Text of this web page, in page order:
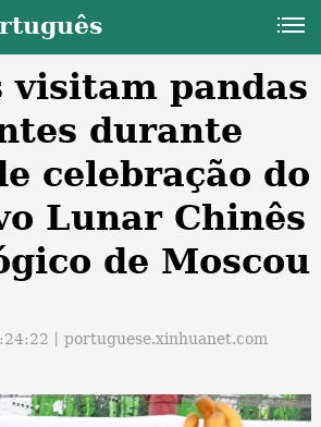
visitam pandas
durante
celebração do
Lunar Chinês
de Moscou
丨portuguese.xinhuanet.com